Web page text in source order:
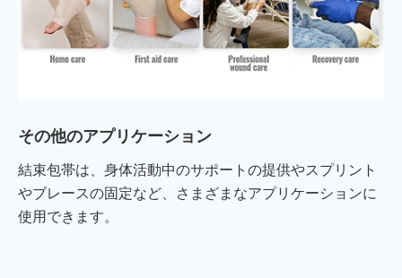
その他のアプリケーション
結束包帯は、身体活動中のサポートの提供やスプリント
やブレースの固定など、さまざまなアプリケーションに
使用できます。